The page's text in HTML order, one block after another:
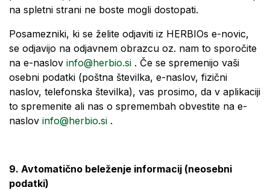
na spletni strani ne boste mogli dostopati.
Posamezniki, ki se želite odjaviti iz HERBIOs e-novic,
se odjavijo na odjavnem obrazcu oz. nam to sporočite
na e-naslov info@herbio.si . Če se spremenijo vaši
osebni podatki (poštna številka, e-naslov, fizični
naslov, telefonska številka), vas prosimo, da v aplikaciji
to spremenite ali nas o spremembah obvestite na e-
naslov info@herbio.si .
9. Avtomatično beleženje informacij (neosebni
podatki)